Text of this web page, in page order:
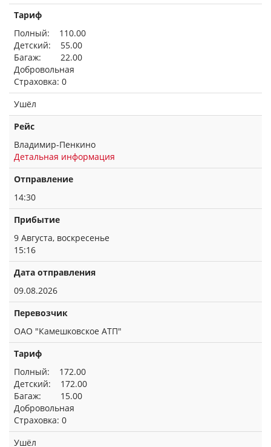
Тариф
Полный: 110.00
Детский: 55.00
Багаж: 22.00
Добровольная
Страховка: 0
Ушёл
Рейс
Владимир-Пенкино
Детальная информация
Отправление
14:30
Прибытие
9 Августа, воскресенье
15:16
Дата отправления
09.08.2026
Перевозчик
ОАО "Камешковское АТП"
Тариф
Полный: 172.00
Детский: 172.00
Багаж: 15.00
Добровольная
Страховка: 0
Ушёл